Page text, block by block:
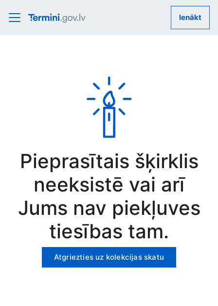
Ienākt
Pieprasītais šķirklis
neeksistē vai arī
Jums nav piekļuves
tiesības tam.
Atgriezties uz kolekcijas skatu